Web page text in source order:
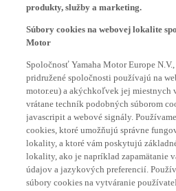
produkty, služby a marketing.
Súbory cookies na webovej lokalite
Motor
Spoločnosť Yamaha Motor Europe
pridružené spoločnosti používajú na
motor.eu) a akýchkoľvek jej miestnych
vrátane techník podobných súborom
javascripit a webové signály.
cookies, ktoré umožňujú správne
lokality, a ktoré vám poskytujú
lokality, ako je napríklad zapamätanie
údajov a jazykových preferencií.
súbory cookies na vytváranie